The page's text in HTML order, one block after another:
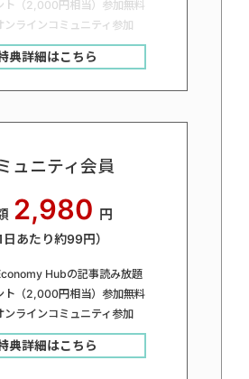
ト（2,000円相当）参加無料
ンラインコミュニティ参加
典詳細はこちら
ュニティ会員
2,980 円
1日あたり約99円）
Hubの記事読み放題
ト（2,000円相当）参加無料
ンラインコミュニティ参加
典詳細はこちら